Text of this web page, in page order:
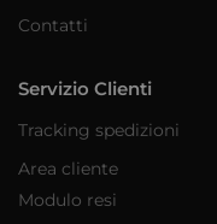
Contatti
Servizio Clienti
Tracking spedizioni
Area cliente
Modulo resi